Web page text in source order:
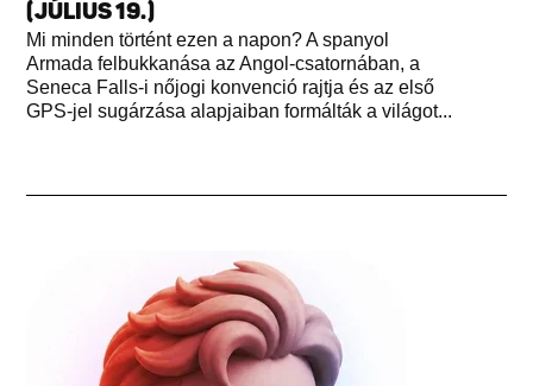
(JÚLIUS 19.)
Mi minden történt ezen a napon? A spanyol
Armada felbukkanása az Angol-csatornában, a
Seneca Falls-i nőjogi konvenció rajtja és az első
GPS-jel sugárzása alapjaiban formálták a világot...